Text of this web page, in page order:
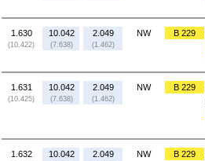
1.630
(10.422)
10.042
(7.638)
2.049
(1.462)
NW B 229
1.631
(10.425)
10.042
(7.638)
2.049
(1.462)
NW B 229
1.632 10.042 2.049 NW B 229